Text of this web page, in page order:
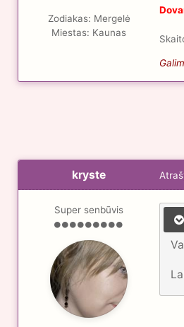
Zodiakas: Mergelė
Miestas: Kaunas
kryste
Super senbūvis